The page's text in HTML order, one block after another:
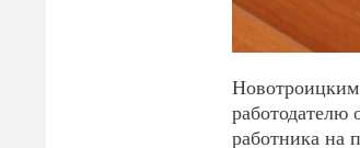
Новотроицким
работодателю
работника на